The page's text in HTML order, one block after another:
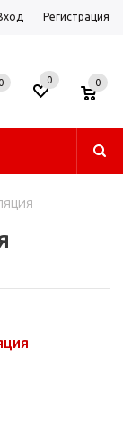
Регистрация
0 0 0